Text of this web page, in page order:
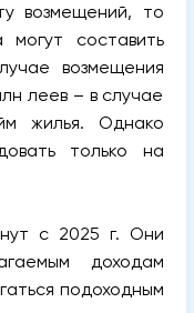
возмещений, то
составить
возмещения
леев – в случае
жилья. Однако
только на
с 2025 г. Они
доходам
подоходным